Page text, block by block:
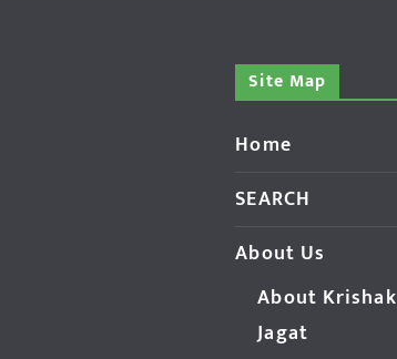
Site Map
Home
SEARCH
About Us
About Krishak
Jagat